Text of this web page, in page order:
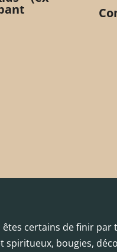
êtes certains de finir
spiritueux, bougies,